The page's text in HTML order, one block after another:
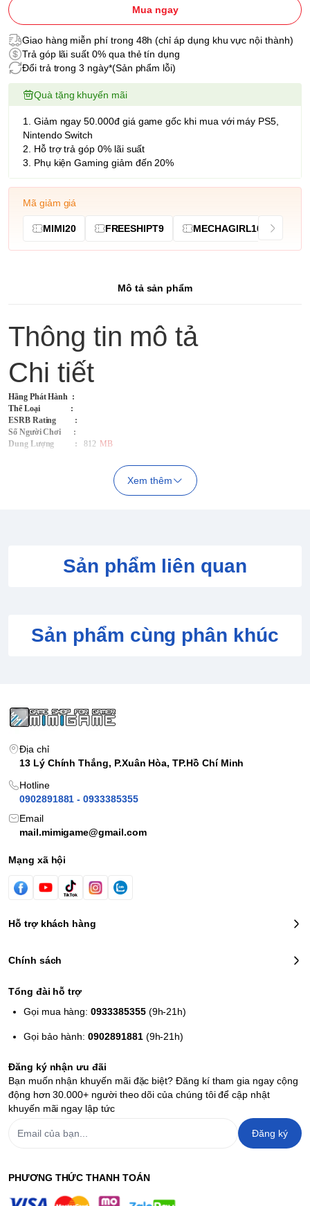
Mua ngay
Giao hàng miễn phí trong 48h (chỉ áp dụng khu vực nội thành)
Trả góp lãi suất 0% qua thẻ tín dụng
Đổi trả trong 3 ngày*(Sản phẩm lỗi)
Quà tặng khuyến mãi
1. Giảm ngay 50.000đ giá game gốc khi mua với máy PS5,
Nintendo Switch
2. Hỗ trợ trả góp 0% lãi suất
3. Phụ kiện Gaming giảm đến 20%
Mã giảm giá
MIMI20 FREESHIPT9 MECHAGIRL10
Mô tả sản phẩm
Thông tin mô tả
Chi tiết
Hãng Phát Hành :
Thể Loại :
ESRB Rating :
Số Người Chơi :
Dung Lượng : 812 MB
Xem thêm
Sản phẩm liên quan
Sản phẩm cùng phân khúc
Địa chỉ
13 Lý Chính Thắng, P.Xuân Hòa, TP.Hồ Chí Minh
Hotline
0902891881 - 0933385355
Email
mail.mimigame@gmail.com
Mạng xã hội
Hỗ trợ khách hàng
Chính sách
Tổng đài hỗ trợ
Gọi mua hàng:0933385355(9h-21h)
Gọi bảo hành:0902891881(9h-21h)
Đăng ký nhận ưu đãi
Bạn muốn nhận khuyến mãi đặc biệt? Đăng kí tham gia ngay cộng
động hơn 30.000+ người theo dõi của chúng tôi để cập nhật
khuyến mãi ngay lập tức
Đăng ký
PHƯƠNG THỨC THANH TOÁN